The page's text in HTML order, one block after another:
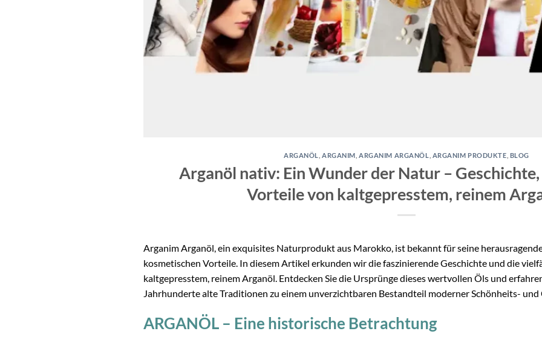
ARGANÖL ,ARGANIM ,ARGANIM ARGANÖL ARGANIM PRODUKTE BLOG
Arganöl nativ: Ein Wunder der Natur –
Vorteile von kaltgepresstem, reinem
Arganim Arganöl, ein exquisites Naturprodukt aus Marokko, ist bekannt für seine
kosmetischen Vorteile. In diesem Artikel erkunden wir die faszinierende Geschichte und die
kaltgepresstem, reinem Arganöl. Entdecken Sie die Ursprünge dieses wertvollen Öls und
Jahrhunderte alte Traditionen zu einem unverzichtbaren Bestandteil moderner Schönheits-
ARGANÖL – Eine historische Betrachtung